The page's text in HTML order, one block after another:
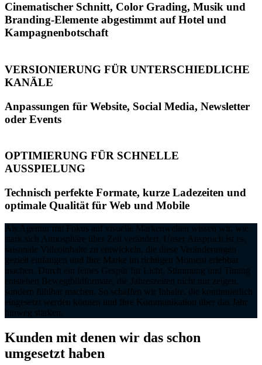
Cinematischer Schnitt, Color Grading, Musik und
Branding-Elemente abgestimmt auf Hotel und
Kampagnenbotschaft
VERSIONIERUNG FÜR UNTERSCHIEDLICHE
KANÄLE
Anpassungen für Website, Social Media, Newsletter
oder Events
OPTIMIERUNG FÜR SCHNELLE
AUSSPIELUNG
Technisch perfekte Formate, kurze Ladezeiten und
optimale Qualität für Web und Mobile
Als Agentur mit Fokus auf visuelle Markenwelten wissen wir, wie
stark sich Atmosphäre über Zeit verändert. Unser Anspruch ist es,
saisonale Videoinhalte zu entwickeln, die diese Veränderungen
gezielt einfangen und Ihre Marke im richtigen Moment erlebbar
machen. Durch ein feines Gespür für Licht, Stimmung und Timing
entstehen Bewegtbildformate, die Jahreszeiten nicht nur zeigen,
sondern fühlbar machen. So schaffen wir Inhalte, die kontinuierlich
eingesetzt werden können und Ihre Kommunikation über das Jahr
hinweg stärken.
Kunden mit denen wir das schon
umgesetzt haben